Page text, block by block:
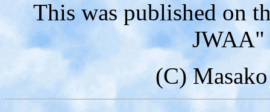
This was published on
JWAA"
(C)